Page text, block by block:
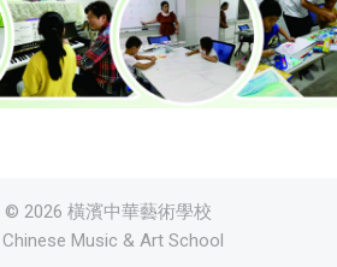
© 2026 橫濱中華藝術學校
Music & Art School